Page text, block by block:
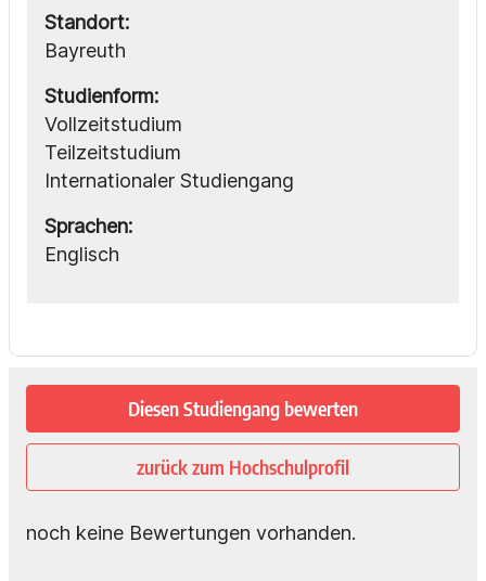
Standort:
Bayreuth
Studienform:
Vollzeitstudium
Teilzeitstudium
Internationaler Studiengang
Sprachen:
Englisch
Diesen Studiengang bewerten
zurück zum Hochschulprofil
noch keine Bewertungen vorhanden.